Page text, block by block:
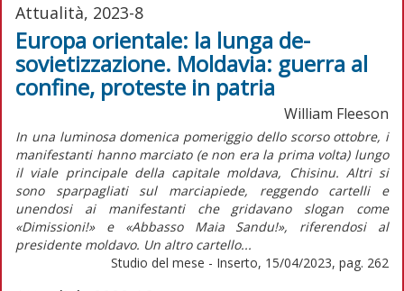
Attualità, 2023-8
Europa orientale: la lunga de-
sovietizzazione. Moldavia: guerra al
confine, proteste in patria
William Fleeson
In una luminosa domenica pomeriggio dello scorso ottobre, i
manifestanti hanno marciato (e non era la prima volta) lungo
il viale principale della capitale moldava, Chisinu. Altri si
sono sparpagliati sul marciapiede, reggendo cartelli e
unendosi ai manifestanti che gridavano slogan come
«Dimissioni!» e «Abbasso Maia Sandu!», riferendosi al
presidente moldavo. Un altro cartello...
Studio del mese - Inserto, 15/04/2023, pag. 262